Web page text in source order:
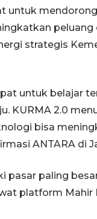
untuk
strategis
untuk belajar
KURMA 2.0
bisa
ANTARA di
paling
platform